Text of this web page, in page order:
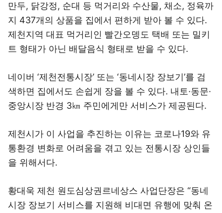
만두, 닭강정, 순대 등 먹거리와 수산물, 채소, 정육까
지 437개의 상품을 집에서 편하게 받아 볼 수 있다.
제천지역 대표 먹거리인 빨간오뎅도 택배 또는 밀키
트 형태가 아닌 배달음식 형태로 받을 수 있다.
네이버 ‘제천전통시장’ 또는 ‘동네시장 장보기’를 검
색하면 집에서도 손쉽게 장을 볼 수 있다. 내토·동문·
중앙시장 반경 3㎞ 주민에게만 서비스가 제공된다.
제천시가 이 사업을 추진하는 이유는 코로나19와 유
통환경 변화로 어려움을 겪고 있는 전통시장 상인들
을 위해서다.
황대욱 제천 원도심상권르네상스 사업단장은 “동네
시장 장보기 서비스를 지원해 비대면 유행에 맞춰 온